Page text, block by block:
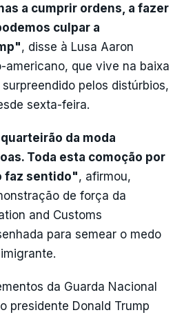
a cumprir ordens, a fazer
culpar a
, disse à Lusa Aaron
americano, que vive na baixa
pelos distúrbios,
sexta-feira.
da moda
Toda esta comoção por
faz sentido", afirmou,
de força da
and Customs
para semear o medo
da Guarda Nacional
presidente Donald Trump